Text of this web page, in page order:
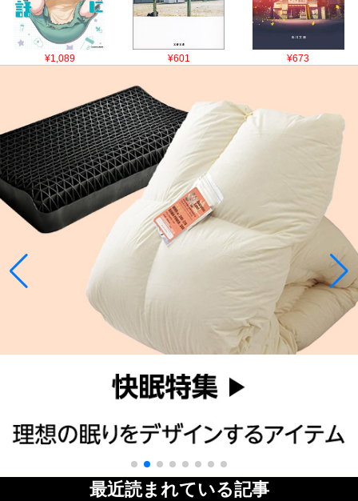
¥1,089 ¥601 ¥673
最近読まれている記事